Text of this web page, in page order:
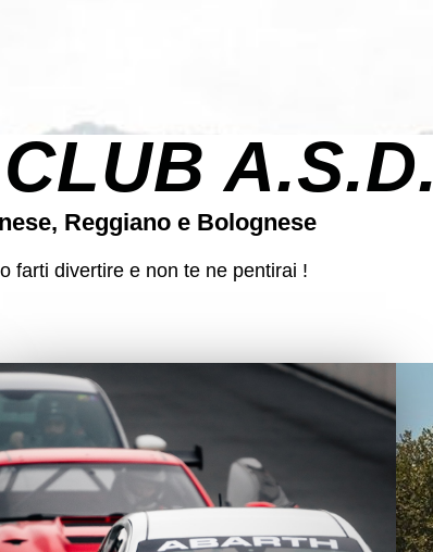
A.S.D.
Reggiano e Bolognese
farti divertire e non te ne pentirai !